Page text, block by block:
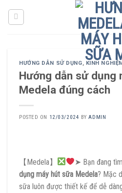
HƯỚNG DẪN SỬ DỤNG, KINH
Hướng dẫn sử dụng
Medela đúng cách
POSTED ON 12/03/2024 BYADMIN
【Medela】 ➤ Bạn đang
dụng máy hút sữa Medela? Mặc
sữa luôn được thiết kế để dễ